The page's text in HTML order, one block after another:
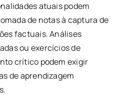
atuais podem
de notas à captura de
factuais. Análises
ou exercícios de
crítico podem exigir
de aprendizagem